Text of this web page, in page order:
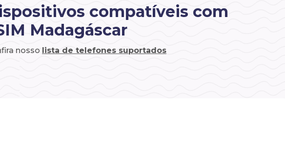
compatíveis com
Madagáscar
nosso lista de telefones suportados